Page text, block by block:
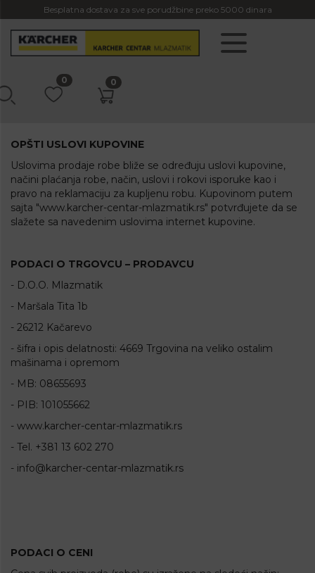
Besplatna dostava za sve porudžbine preko 5000 dinara
0 0
OPŠTI USLOVI KUPOVINE
Uslovima prodaje robe bliže se određuju uslovi kupovine,
načini plaćanja robe, način, uslovi i rokovi isporuke kao i
pravo na reklamaciju za kupljenu robu. Kupovinom putem
sajta "www.karcher-centar-mlazmatik.rs" potvrđujete da se
slažete sa navedenim uslovima internet kupovine.
PODACI O TRGOVCU – PRODAVCU
- D.O.O. Mlazmatik
- Maršala Tita 1b
- 26212 Kačarevo
- šifra i opis delatnosti: 4669 Trgovina na veliko ostalim
mašinama i opremom
- MB: 08655693
- PIB: 101055662
- www.karcher-centar-mlazmatik.rs
- Tel. +381 13 602 270
- info@karcher-centar-mlazmatik.rs
PODACI O CENI